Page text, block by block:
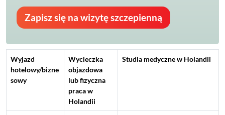
Zapisz się na wizytę szczepienną
Wyjazd
hotelowy/bizne
sowy
Wycieczka
objazdowa
lub fizyczna
praca w
Holandii
Studia medyczne w Holandii